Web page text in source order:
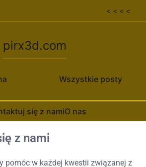
< < < <
pirx3d.com
Wszystkie posty
się z namiO nas
z nami
pomóc w każdej kwestii związanej z